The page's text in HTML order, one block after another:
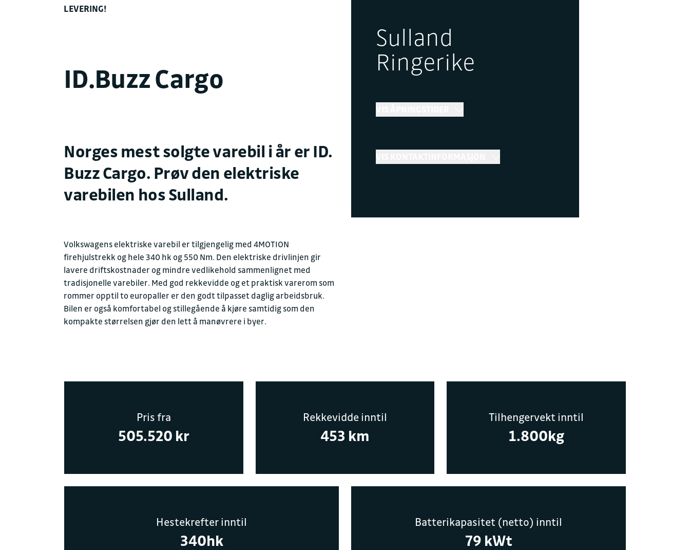
LEVERING!
ID.Buzz Cargo
Norges mest solgte varebil i år er ID.
Buzz Cargo. Prøv den elektriske
varebilen hos Sulland.
Volkswagens elektriske varebil er tilgjengelig med 4MOTION
firehjulstrekk og hele 340 hk og 550 Nm. Den elektriske drivlinjen gir
lavere driftskostnader og mindre vedlikehold sammenlignet med
tradisjonelle varebiler. Med god rekkevidde og et praktisk varerom som
rommer opptil to europaller er den godt tilpasset daglig arbeidsbruk.
Bilen er også komfortabel og stillegående å kjøre samtidig som den
kompakte størrelsen gjør den lett å manøvrere i byer.
Sulland
Ringerike
→Åpent Stenger 16:30
Verksted
Postadresse
3511 Hønefoss
Juridisk navn
Pris fra
505.520 kr
Rekkevidde inntil
453 km
Tilhengervekt inntil
1.800kg
Hestekrefter inntil
340hk
Batterikapasitet (netto) inntil
79 kWt